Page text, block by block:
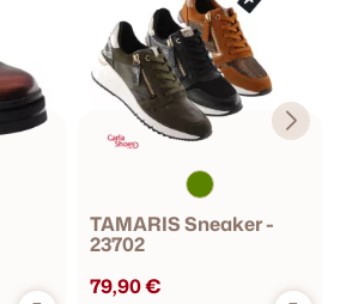
TAMARIS Sneaker -
23702
79,90 €